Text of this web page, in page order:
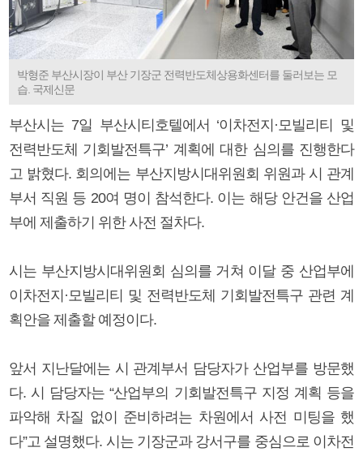
박형준 부산시장이 부산 기장군 전력반도체상용화센터를 둘러보는 모
습. 국제신문
부산시는 7일 부산시티호텔에서 ‘이차전지·모빌리티 및
전력반도체 기회발전특구’ 계획에 대한 심의를 진행한다
고 밝혔다. 회의에는 부산지방시대위원회 위원과 시 관계
부서 직원 등 20여 명이 참석한다. 이는 해당 안건을 산업
부에 제출하기 위한 사전 절차다.
시는 부산지방시대위원회 심의를 거쳐 이달 중 산업부에
이차전지·모빌리티 및 전력반도체 기회발전특구 관련 계
획안을 제출할 예정이다.
앞서 지난달에는 시 관계부서 담당자가 산업부를 방문했
다. 시 담당자는 “산업부의 기회발전특구 지정 계획 등을
파악해 차질 없이 준비하려는 차원에서 사전 미팅을 했
다”고 설명했다. 시는 기장군과 강서구를 중심으로 이차전